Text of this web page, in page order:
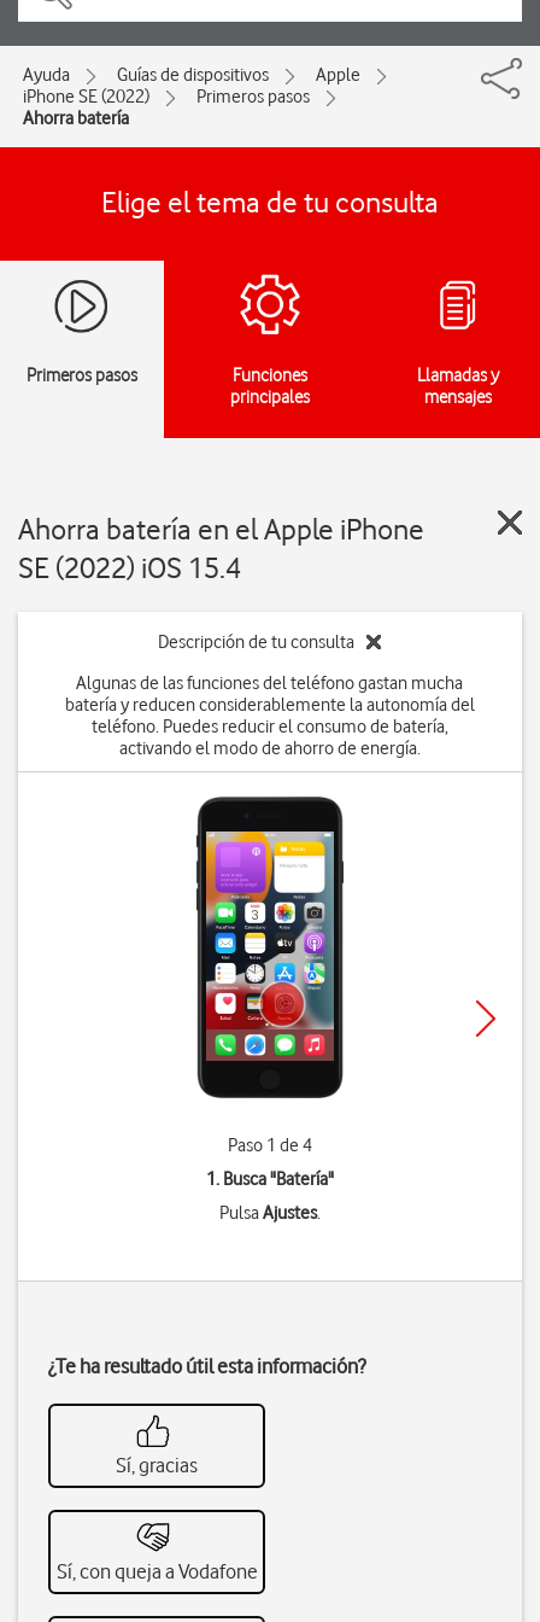
Ayuda Guías de dispositivos
Apple
iPhone SE (2022)
Primeros pasos
Ahorra batería
Elige el tema de tu consulta
Primeros pasos
Funciones
principales
Llamadas y
mensajes
Ahorra batería en el Apple iPhone
SE (2022) iOS 15.4
Descripción de tu consulta
Algunas de las funciones del teléfono gastan mucha
batería y reducen considerablemente la autonomía del
teléfono. Puedes reducir el consumo de batería,
activando el modo de ahorro de energía.
Paso 1 de 4
1. Busca "Batería"
PulsaAjustes.
¿Te ha resultado útil esta información?
Sí, gracias
Sí, con queja a Vodafone